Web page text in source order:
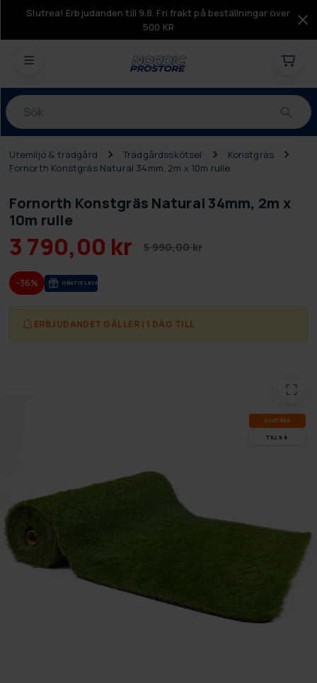
Slutrea! Erbjudanden till 9.8. Fri frakt på beställningar över
500 KR
Produkter
Utemiljö & trädgård Trädgårdsskötsel
Konstgräs
Fornorth Konstgräs Natural 34mm, 2m x 10m rulle
Fornorth Konstgräs Natural 34mm, 2m x
10m rulle
3 790,00 kr 5 990,00 kr
-36% GRA­TIS LE­VE­RANS
ERBJUDANDET GÄLLER I 1 DAG TILL
SLUT­REA
TILL 9.8.